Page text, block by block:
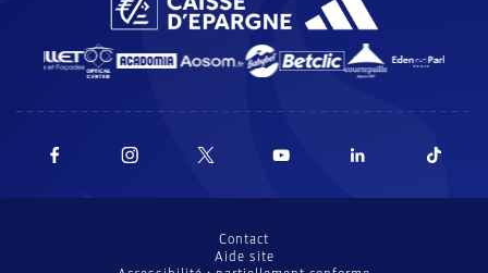
Contact
Aide site